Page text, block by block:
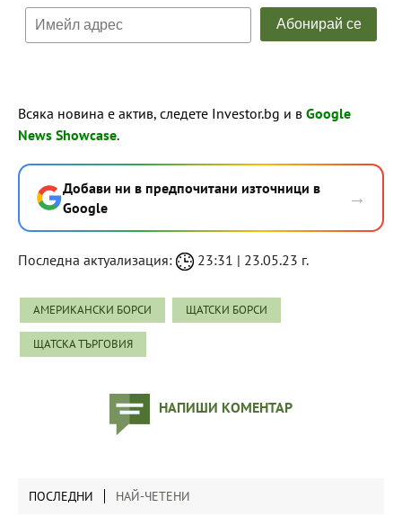
Всяка новина е актив, следете Investor.bg и в Google
News Showcase.
Добави ни в предпочитани източници в
Google
→
Последна актуализация: 23:31 | 23.05.23 г.
АМЕРИКАНСКИ БОРСИ ЩАТСКИ БОРСИ
ЩАТСКА ТЪРГОВИЯ
НАПИШИ КОМЕНТАР
ПОСЛЕДНИ НАЙ-ЧЕТЕНИ